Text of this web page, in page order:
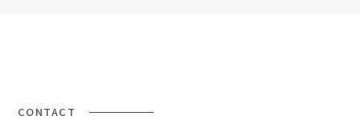
CONTACT